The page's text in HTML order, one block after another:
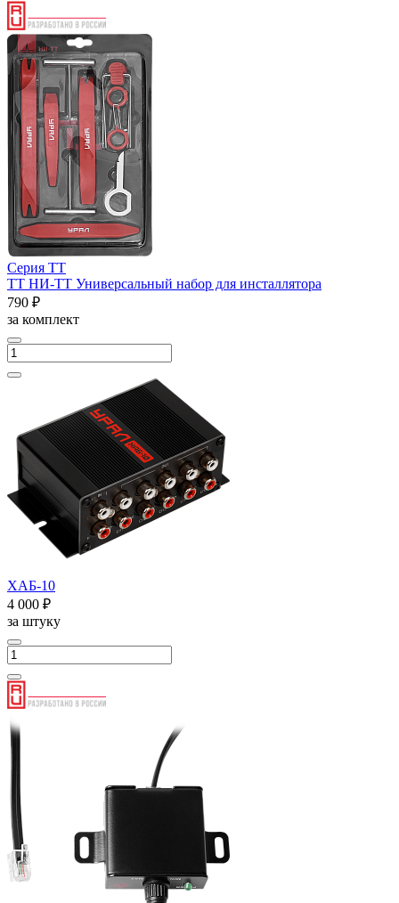
Серия ТТ
ТТ НИ-ТТ Универсальный набор для инсталлятора
790 ₽
за комплект
ХАБ-10
4 000 ₽
за штуку